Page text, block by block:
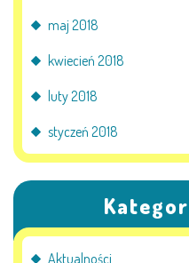
maj 2018
kwiecień 2018
luty 2018
styczeń 2018
Aktualności